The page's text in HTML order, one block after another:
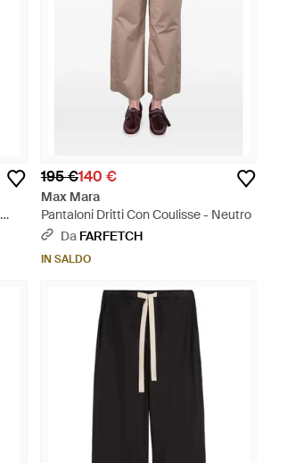
195 €140 €
Max Mara
Pantaloni Dritti Con Coulisse - Neutro
Da FARFETCH
IN SALDO